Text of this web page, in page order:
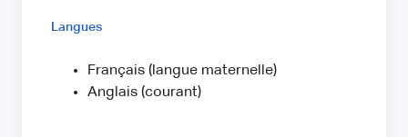
Langues
Français (langue maternelle)
Anglais (courant)